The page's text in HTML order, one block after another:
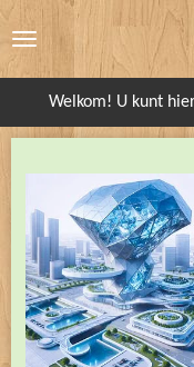
direct
Welkom! U kunt